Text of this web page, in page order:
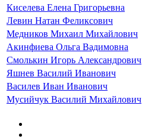
Киселева Елена Григорьевна
Левин Натан Феликсович
Медников Михаил Михайлович
Акинфиева Ольга Вадимовна
Смолькин Игорь Александрович
Яшнев Василий Иванович
Василев Иван Иванович
Мусийчук Василий Михайлович